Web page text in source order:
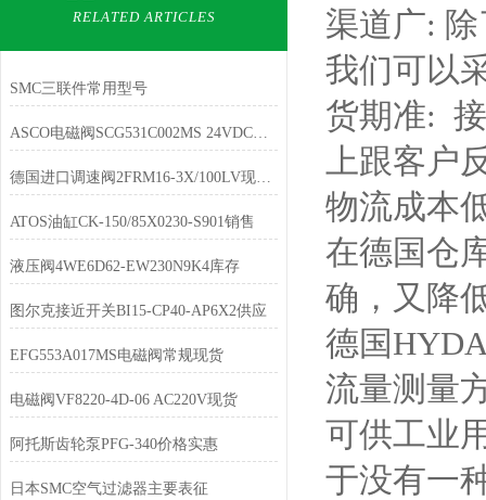
RELATED ARTICLES
SMC三联件常用型号
ASCO电磁阀SCG531C002MS 24VDC库存
德国进口调速阀2FRM16-3X/100LV现货可出
ATOS油缸CK-150/85X0230-S901销售
液压阀4WE6D62-EW230N9K4库存
图尔克接近开关BI15-CP40-AP6X2供应
EFG553A017MS电磁阀常规现货
电磁阀VF8220-4D-06 AC220V现货
阿托斯齿轮泵PFG-340价格实惠
日本SMC空气过滤器主要表征
渠道广:
我们可以
货期准:
上跟客户
物流成本
在德国仓
确，又降
德国
流量测量
可供工业
于没有一